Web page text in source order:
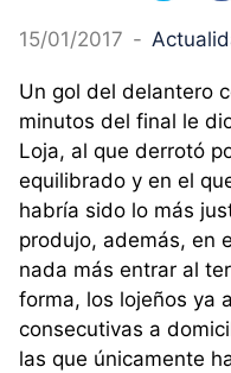
15/01/2017 -
Un gol del delantero
minutos del final le
Loja, al que derrotó
equilibrado y en el
habría sido lo más
produjo, además, en
nada más entrar al
forma, los lojeños ya
consecutivas a
las que únicamente